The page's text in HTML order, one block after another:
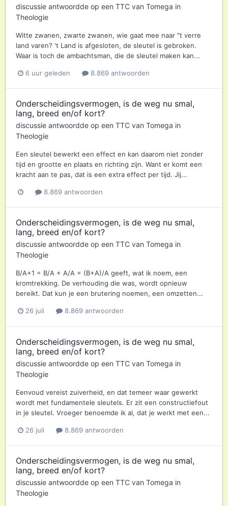
discussie antwoordde op een TTC van Tomega in
Theologie
Witte zwanen, zwarte zwanen, wie gaat mee naar "t verre
land varen? 't Land is afgesloten, de sleutel is gebroken.
Waar is toch de ambachtsman, die de sleutel maken kan...
6 uur geleden 8.869 antwoorden
Onderscheidingsvermogen, is de weg nu smal,
lang, breed en/of kort?
discussie antwoordde op een TTC van Tomega in
Theologie
Een sleutel bewerkt een effect en kan daarom niet zonder
tijd en grootte en plaats en richting zijn. Want er komt een
kracht aan te pas, dat is een extra effect per tijd. Jij...
8.869 antwoorden
Onderscheidingsvermogen, is de weg nu smal,
lang, breed en/of kort?
discussie antwoordde op een TTC van Tomega in
Theologie
B/A+1 = B/A + A/A = (B+A)/A geeft, wat ik noem, een
kromtrekking. De verhouding die was, wordt opnieuw
bereikt. Dat kun je een brutering noemen, een omzetten...
26 juli 8.869 antwoorden
Onderscheidingsvermogen, is de weg nu smal,
lang, breed en/of kort?
discussie antwoordde op een TTC van Tomega in
Theologie
Eenvoud vereist zuiverheid, en dat temeer waar gewerkt
wordt met fundamentele sleutels. Er zit een constructiefout
in je sleutel. Vroeger benoemde ik al, dat je werkt met een...
26 juli 8.869 antwoorden
Onderscheidingsvermogen, is de weg nu smal,
lang, breed en/of kort?
discussie antwoordde op een TTC van Tomega in
Theologie